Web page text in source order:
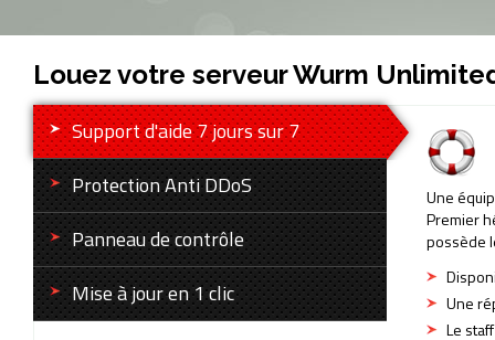
Louez votre serveur Wurm
Support d'aide 7 jours sur 7
Protection Anti DDoS
Panneau de contrôle
Mise à jour en 1 clic
Une
Premier
possède
Une
Le